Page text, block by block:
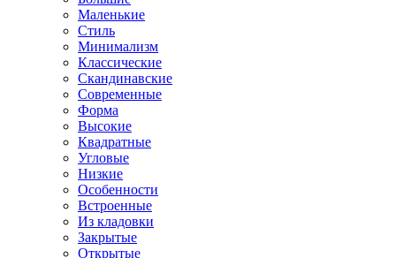
Маленькие
Стиль
Минимализм
Классические
Скандинавские
Современные
Форма
Высокие
Квадратные
Угловые
Низкие
Особенности
Встроенные
Из кладовки
Закрытые
Открытые